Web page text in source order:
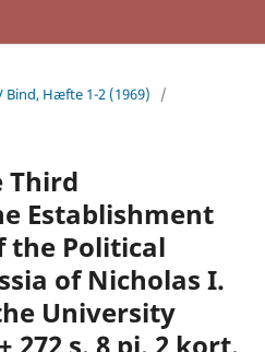
Bind, Hæfte 1-2 (1969)
/
Third
Establishment
the Political
of Nicholas I.
University